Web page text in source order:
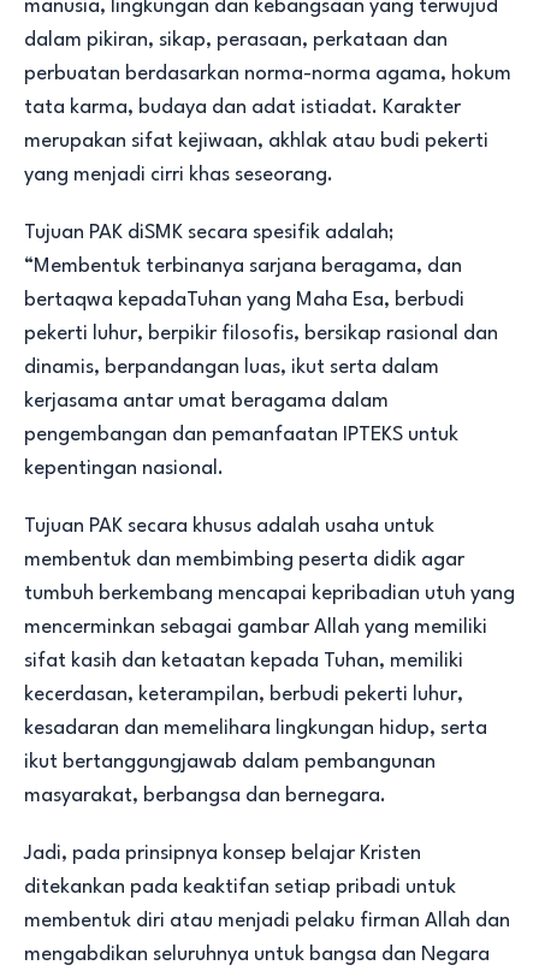
manusia, lingkungan dan kebangsaan yang terwujud
dalam pikiran, sikap, perasaan, perkataan dan
perbuatan berdasarkan norma-norma agama, hokum
tata karma, budaya dan adat istiadat. Karakter
merupakan sifat kejiwaan, akhlak atau budi pekerti
yang menjadi cirri khas seseorang.
Tujuan PAK diSMK secara spesifik adalah;
“Membentuk terbinanya sarjana beragama, dan
bertaqwa kepadaTuhan yang Maha Esa, berbudi
pekerti luhur, berpikir filosofis, bersikap rasional dan
dinamis, berpandangan luas, ikut serta dalam
kerjasama antar umat beragama dalam
pengembangan dan pemanfaatan IPTEKS untuk
kepentingan nasional.
Tujuan PAK secara khusus adalah usaha untuk
membentuk dan membimbing peserta didik agar
tumbuh berkembang mencapai kepribadian utuh yang
mencerminkan sebagai gambar Allah yang memiliki
sifat kasih dan ketaatan kepada Tuhan, memiliki
kecerdasan, keterampilan, berbudi pekerti luhur,
kesadaran dan memelihara lingkungan hidup, serta
ikut bertanggungjawab dalam pembangunan
masyarakat, berbangsa dan bernegara.
Jadi, pada prinsipnya konsep belajar Kristen
ditekankan pada keaktifan setiap pribadi untuk
membentuk diri atau menjadi pelaku firman Allah dan
mengabdikan seluruhnya untuk bangsa dan Negara